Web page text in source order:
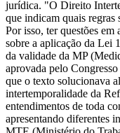
jurídica. "O Direito
que indicam quais regras
Por isso, ter questões em
sobre a aplicação da Lei
da validade da MP
aprovada pelo
que o texto solucionava
intertemporalidade da
entendimentos de toda
apresentando diferentes